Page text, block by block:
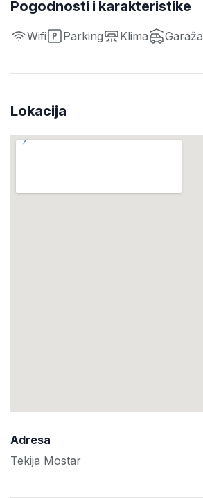
Pogodnosti i karakteristike
Wifi Parking Klima Garaža
Lokacija
Adresa
Tekija Mostar